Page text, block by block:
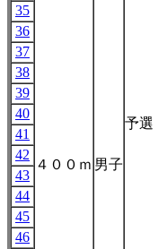
４００ｍ 男子
予選
35
36
37
38
39
40
41
42
43
44
45
46